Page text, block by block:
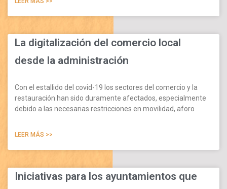
La digitalización del comercio local
desde la administración
Con el estallido del covid-19 los sectores del comercio y la
restauración han sido duramente afectados, especialmente
debido a las necesarias restricciones en movilidad, aforo
LEER MÁS >>
Iniciativas para los ayuntamientos que